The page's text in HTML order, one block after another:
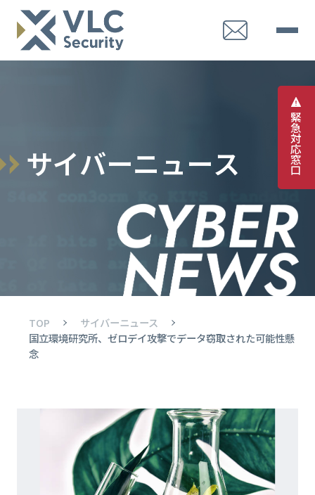
緊
急
対
応
窓
口
サイバーニュース
TOP
サイバーニュース
国立環境研究所、ゼロデイ攻撃でデータ窃取された可能性懸
念